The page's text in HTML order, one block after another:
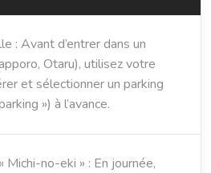
: Avant d’entrer dans un
Otaru), utilisez votre
et sélectionner un parking
») à l’avance.
Michi-no-eki » : En journée,